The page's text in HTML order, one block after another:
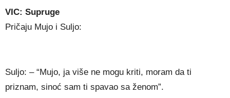
VIC: Supruge
Pričaju Mujo i Suljo:
Suljo: – “Mujo, ja više ne mogu kriti, moram da ti
priznam, sinoć sam ti spavao sa ženom”.